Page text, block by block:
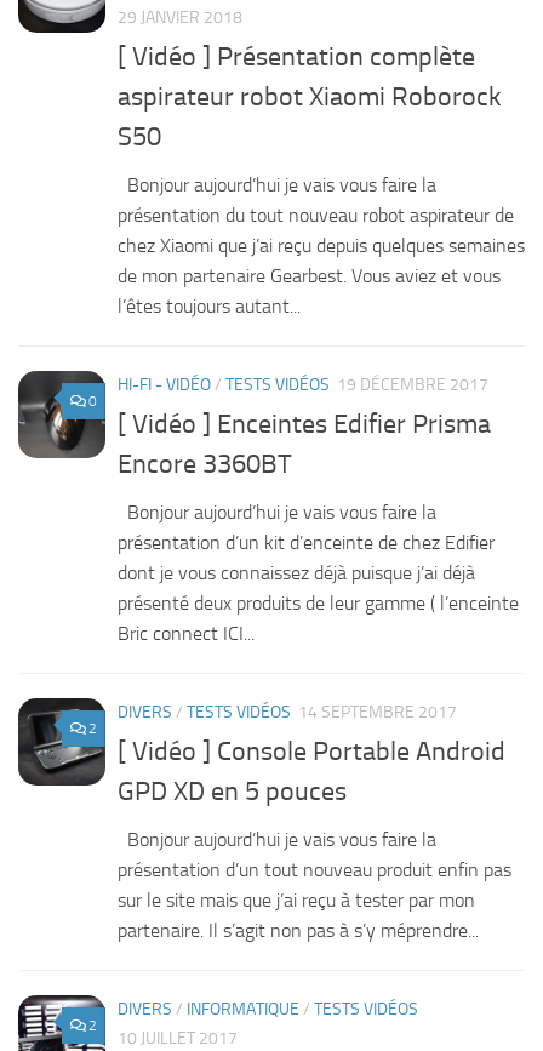
29 JANVIER 2018
[ Vidéo ] Présentation complète
aspirateur robot Xiaomi Roborock
S50
Bonjour aujourd’hui je vais vous faire la
présentation du tout nouveau robot aspirateur de
chez Xiaomi que j’ai reçu depuis quelques semaines
de mon partenaire Gearbest. Vous aviez et vous
l’êtes toujours autant...
0
HI-FI - VIDÉO/ TESTS VIDÉOS 19 DÉCEMBRE 2017
[ Vidéo ] Enceintes Edifier Prisma
Encore 3360BT
Bonjour aujourd’hui je vais vous faire la
présentation d’un kit d’enceinte de chez Edifier
dont je vous connaissez déjà puisque j’ai déjà
présenté deux produits de leur gamme ( l’enceinte
Bric connect ICI...
2
DIVERS / TESTS VIDÉOS 14 SEPTEMBRE 2017
[ Vidéo ] Console Portable Android
GPD XD en 5 pouces
Bonjour aujourd’hui je vais vous faire la
présentation d’un tout nouveau produit enfin pas
sur le site mais que j’ai reçu à tester par mon
partenaire. Il s’agit non pas à s’y méprendre...
2
DIVERS / INFORMATIQUE / TESTS VIDÉOS
10 JUILLET 2017